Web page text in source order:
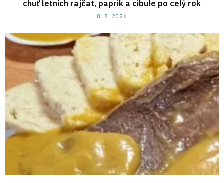
chuť letních rajčat, paprik a cibule po celý rok
8. 8. 2026